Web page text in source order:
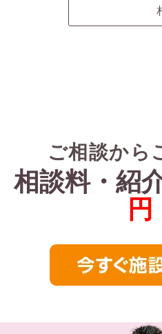
ご相談から
相談料・紹
円